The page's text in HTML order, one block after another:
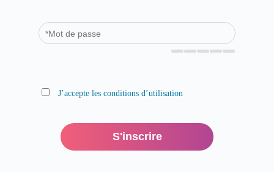
J’accepte les conditions d’utilisation